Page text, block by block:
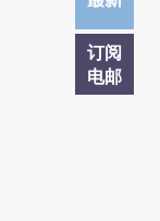
订阅
电邮